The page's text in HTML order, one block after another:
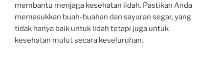
membantu menjaga kesehatan lidah. Pastikan Anda
memasukkan buah-buahan dan sayuran segar, yang
tidak hanya baik untuk lidah tetapi juga untuk
kesehatan mulut secara keseluruhan.